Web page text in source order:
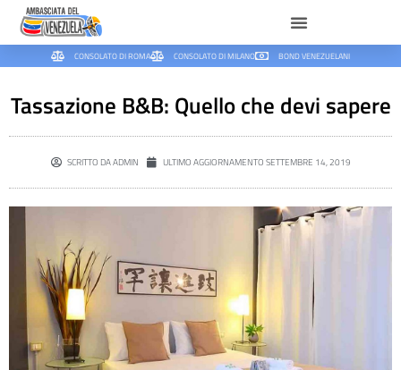
CONSOLATO DI ROMA CONSOLATO DI MILANO BOND VENEZUELANI
Tassazione B&B: Quello che devi sapere
SCRITTO DAADMIN ULTIMO AGGIORNAMENTO SETTEMBRE 14, 2019